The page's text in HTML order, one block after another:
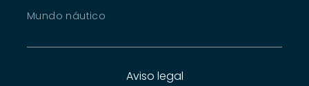
Mundo náutico
Aviso legal